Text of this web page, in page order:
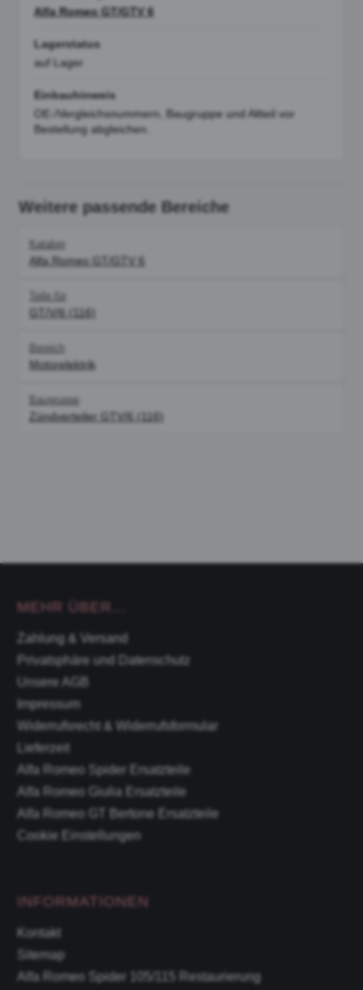
Alfa Romeo GT/GTV 6
Lagerstatus
auf Lager
Einbauhinweis
OE-/Vergleichsnummern, Baugruppe und Altteil vor
Bestellung abgleichen.
Weitere passende Bereiche
Katalog
Alfa Romeo GT/GTV 6
Teile für
GT/V/6 (116)
Bereich
Motorelektrik
Baugruppe
Zündverteiler GTV/6 (116)
MEHR ÜBER...
Zahlung & Versand
Privatsphäre und Datenschutz
Unsere AGB
Impressum
Widerrufsrecht & Widerrufsformular
Lieferzeit
Alfa Romeo Spider Ersatzteile
Alfa Romeo Giulia Ersatzteile
Alfa Romeo GT Bertone Ersatzteile
Cookie Einstellungen
INFORMATIONEN
Kontakt
Sitemap
Alfa Romeo Spider 105/115 Restaurierung